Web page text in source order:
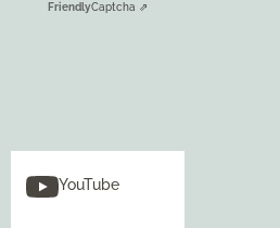
FriendlyCaptcha ⇗
YouTube